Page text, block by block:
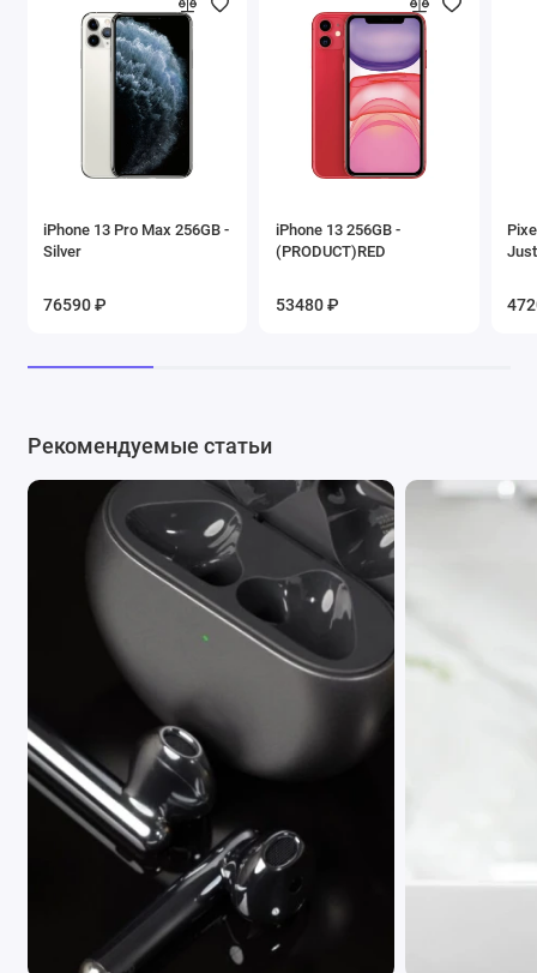
iPhone 13 Pro Max 256GB -
Silver
76590 ₽
iPhone 13 256GB -
(PRODUCT)RED
53480 ₽
Рекомендуемые статьи